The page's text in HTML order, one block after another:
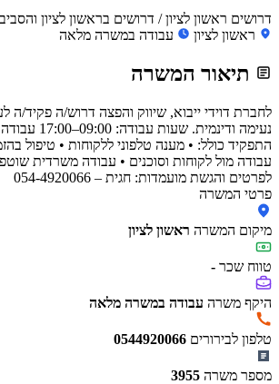
דרושים ראשון לציון / דרושים בראשון לציון
ראשון לציון
עבודה במשרה מלאה
תיאור המשרה
לחברת דוידי ייבוא, שיווק והפצה דרוש/ה פקיד/ה
נעימה ודינמית.
התפקיד כולל: • מענה טלפוני ללקוחות • טיפול
עבודה מול לקוחות וסוכנים • עבודה משרדית
לפרטים והגשת מועמדות: חגית – 054-4920066
פרטי המשרה
מיקום המשרה ראשון לציון
טווח שכר -
היקף משרה עבודה במשרה מלאה
טלפון לבירורים 0544920066
מספר משרה 3955